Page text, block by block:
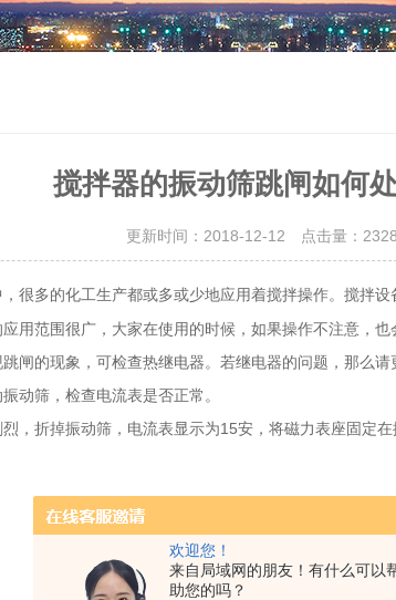
欢迎您！
来自局域网的朋友！有什么可以
助您的吗？
搅拌器的振动筛跳闸如何
更新时间：2018-12-12 点击量： 2328
很多的化工生产都或多或少地应用着搅拌操作。搅拌
用范围很广，大家在使用的时候，如果操作不注意，
闸的现象，可检查热继电器。若继电器的问题，那么
动筛，检查电流表是否正常。
折掉振动筛，电流表显示为15安，将磁力表座固定